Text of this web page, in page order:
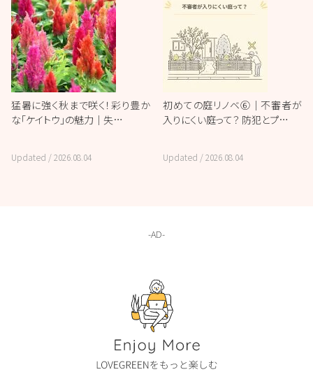
猛暑に強く秋まで咲く！彩り豊か
な「ケイトウ」の魅力｜失…
Updated /2026.08.04
初めての庭リノベ⑥｜不審者が
入りにくい庭って？ 防犯とプ…
Updated /2026.08.04